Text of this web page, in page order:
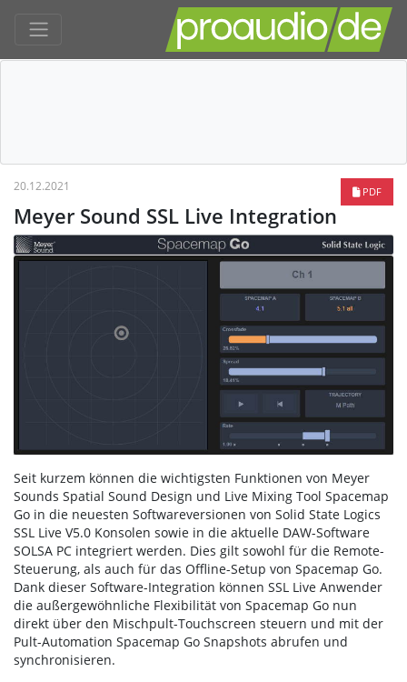
PDF
20.12.2021
Meyer Sound SSL Live Integration
Seit kurzem können die wichtigsten Funktionen von Meyer
Sounds Spatial Sound Design und Live Mixing Tool Spacemap
Go in die neuesten Softwareversionen von Solid State Logics
SSL Live V5.0 Konsolen sowie in die aktuelle DAW-Software
SOLSA PC integriert werden. Dies gilt sowohl für die Remote-
Steuerung, als auch für das Offline-Setup von Spacemap Go.
Dank dieser Software-Integration können SSL Live Anwender
die außergewöhnliche Flexibilität von Spacemap Go nun
direkt über den Mischpult-Touchscreen steuern und mit der
Pult-Automation Spacemap Go Snapshots abrufen und
synchronisieren.